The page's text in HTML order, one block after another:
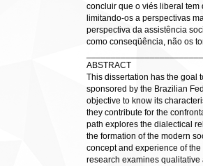
concluir que o viés liberal
limitando-os a perspectivas
perspectiva da assistência
como conseqüência, não os
ABSTRACT
This dissertation has the goal
sponsored by the Brazilian
objective to know its
they contribute for the
path explores the dialectical
the formation of the modern
concept and experience of
research examines